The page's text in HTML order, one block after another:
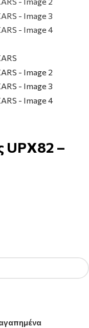
UPΧ82 –